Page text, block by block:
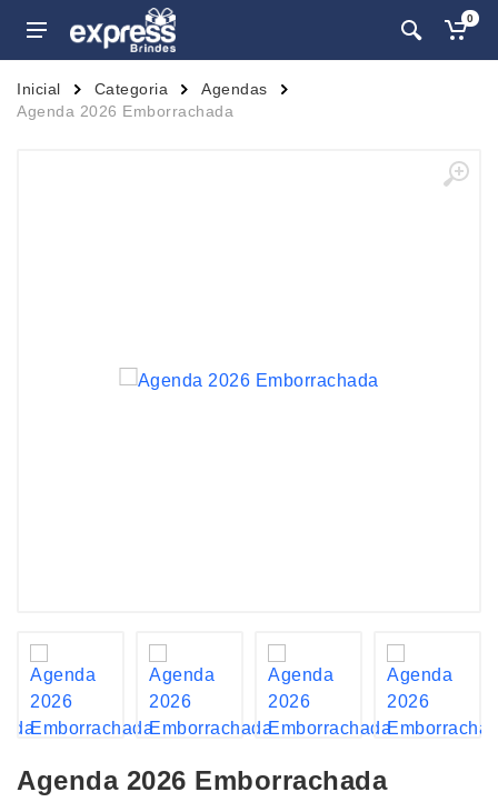
0
Inicial Categoria
Agendas
Agenda 2026 Emborrachada
Agenda 2026 Emborrachada